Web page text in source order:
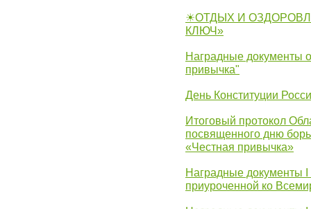
☀ОТДЫХ И
КЛЮЧ»
Наградные документы
привычка"
День Конституции
Итоговый протокол
посвященного дню
«Честная привычка»
Наградные документы
приуроченной ко